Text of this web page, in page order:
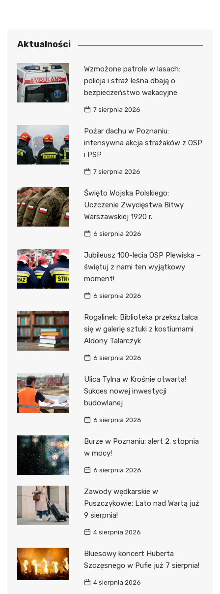
Aktualności
Wzmożone patrole w lasach:
policja i straż leśna dbają o
bezpieczeństwo wakacyjne
7 sierpnia 2026
Pożar dachu w Poznaniu:
intensywna akcja strażaków z OSP
i PSP
7 sierpnia 2026
Święto Wojska Polskiego:
Uczczenie Zwycięstwa Bitwy
Warszawskiej 1920 r.
6 sierpnia 2026
Jubileusz 100-lecia OSP Plewiska –
świętuj z nami ten wyjątkowy
moment!
6 sierpnia 2026
Rogalinek: Biblioteka przekształca
się w galerię sztuki z kostiumami
Aldony Talarczyk
6 sierpnia 2026
Ulica Tylna w Krośnie otwarta!
Sukces nowej inwestycji
budowlanej
6 sierpnia 2026
Burze w Poznaniu: alert 2. stopnia
w mocy!
6 sierpnia 2026
Zawody wędkarskie w
Puszczykowie: Lato nad Wartą już
9 sierpnia!
4 sierpnia 2026
Bluesowy koncert Huberta
Szczęsnego w Pufie już 7 sierpnia!
4 sierpnia 2026